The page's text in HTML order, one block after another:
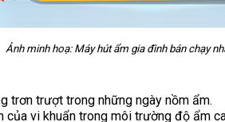
Ảnh minh hoạ: Máy hút ẩm gia đình bán chạy
trơn trượt trong những ngày nồm ẩm.
của vi khuẩn trong môi trường độ ẩm